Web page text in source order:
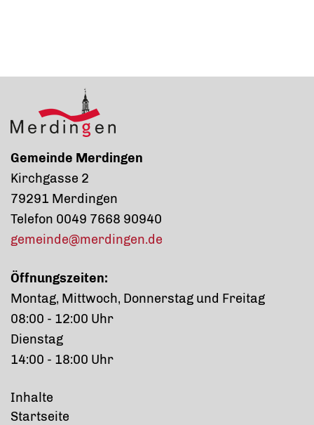
Gemeinde Merdingen
Kirchgasse 2
79291 Merdingen
Telefon 0049 7668 90940
gemeinde@merdingen.de
Öffnungszeiten:
Montag, Mittwoch, Donnerstag und Freitag
08:00 - 12:00 Uhr
Dienstag
14:00 - 18:00 Uhr
Inhalte
Startseite